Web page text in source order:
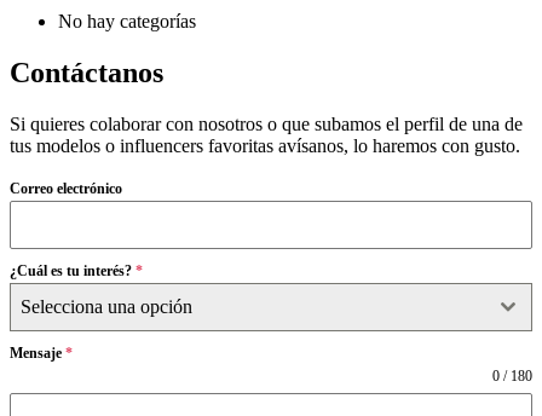
No hay categorías
Contáctanos
Si quieres colaborar con nosotros o que subamos el perfil de una de
tus modelos o influencers favoritas avísanos, lo haremos con gusto.
Correo electrónico
¿Cuál es tu interés? *
Selecciona una opción
Mensaje *
0 / 180